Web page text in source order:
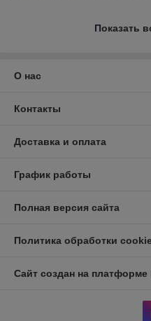
Показать
О нас
Контакты
Доставка и оплата
График работы
Полная версия сайта
Политика обработки
Сайт создан на платформе